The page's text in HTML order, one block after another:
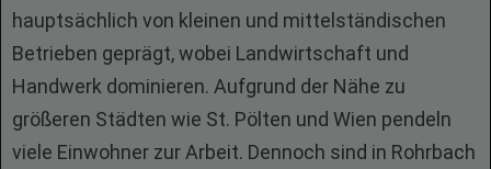
hauptsächlich von kleinen und mittelständischen
Betrieben geprägt, wobei Landwirtschaft und
Handwerk dominieren. Aufgrund der Nähe zu
größeren Städten wie St. Pölten und Wien pendeln
viele Einwohner zur Arbeit. Dennoch sind in Rohrbach